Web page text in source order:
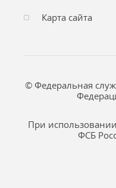
Карта сайта
© Федеральная
При
ФСБ